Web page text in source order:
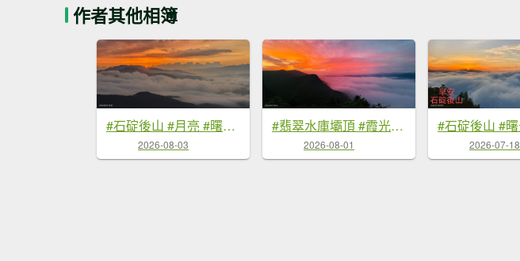
作者其他相簿
#石碇後山 #月亮 #曙光 #反燒 #日出 #雲海 8/3
2026-08-03
#翡翠水庫壩頂 #霞光 #火燒雲 #日出 #雲海 #山羌 8/1&5&6
2026-08-01 2026-07-18